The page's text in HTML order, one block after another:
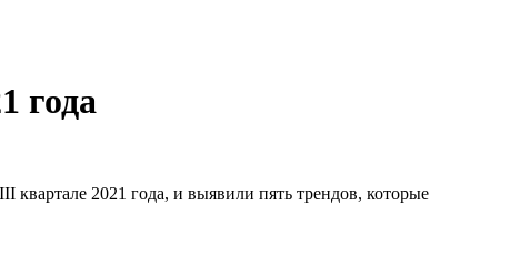
года
квартале 2021 года, и выявили пять трендов, которые